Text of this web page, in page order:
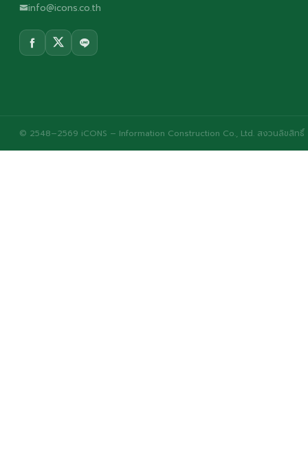
info@icons.co.th
© 2548–2569 iCONS – Information Construction Co., Ltd. สงวนลิขสิทธิ์